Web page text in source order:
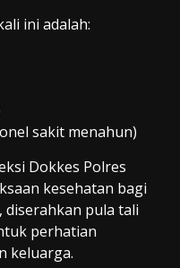
ini adalah:
sakit menahun)
Dokkes Polres
kesehatan bagi
diserahkan pula tali
perhatian
keluarga.